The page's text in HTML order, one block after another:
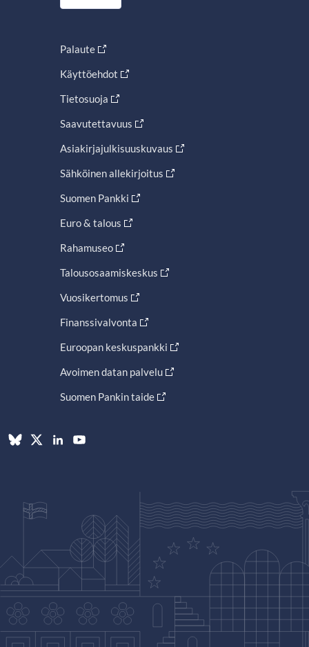
Palaute
Käyttöehdot
Tietosuoja
Saavutettavuus
Asiakirjajulkisuuskuvaus
Sähköinen allekirjoitus
Suomen Pankki
Euro & talous
Rahamuseo
Talousosaamiskeskus
Vuosikertomus
Finanssivalvonta
Euroopan keskuspankki
Avoimen datan palvelu
Suomen Pankin taide